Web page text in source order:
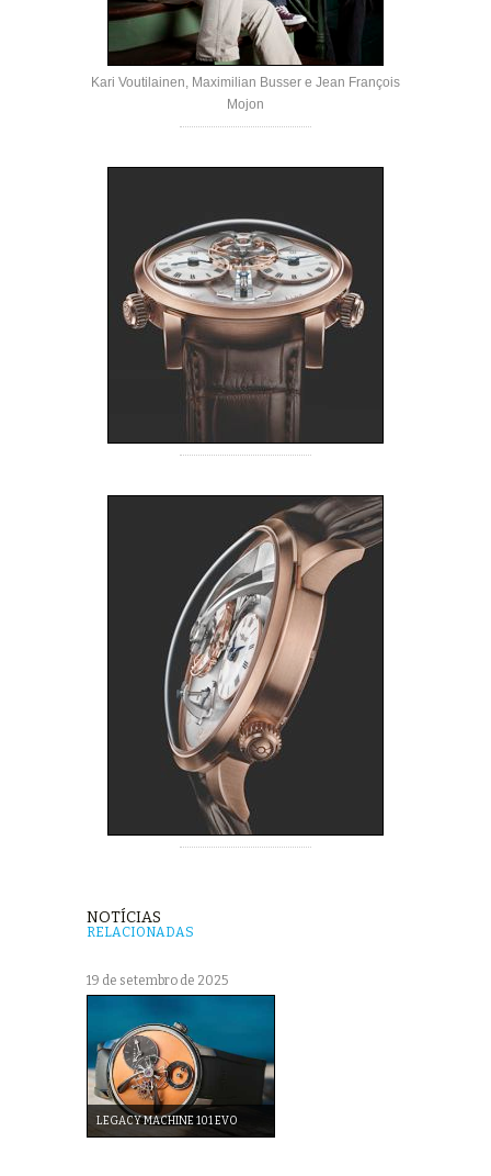
Kari Voutilainen, Maximilian Busser e Jean François
Mojon
NOTÍCIAS
RELACIONADAS
19 de setembro de 2025
LEGACY MACHINE 101 EVO